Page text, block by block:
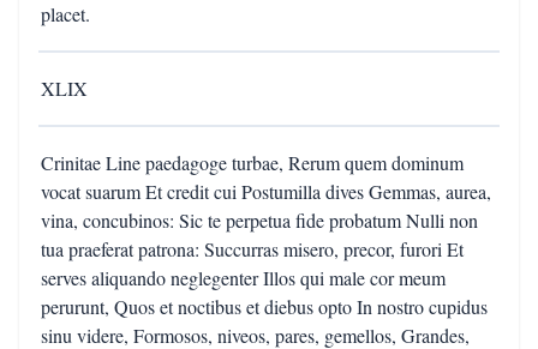
placet.
XLIX
Crinitae Line paedagoge turbae, Rerum quem dominum
vocat suarum Et credit cui Postumilla dives Gemmas, aurea,
vina, concubinos: Sic te perpetua fide probatum Nulli non
tua praeferat patrona: Succurras misero, precor, furori Et
serves aliquando neglegenter Illos qui male cor meum
perurunt, Quos et noctibus et diebus opto In nostro cupidus
sinu videre, Formosos, niveos, pares, gemellos, Grandes,